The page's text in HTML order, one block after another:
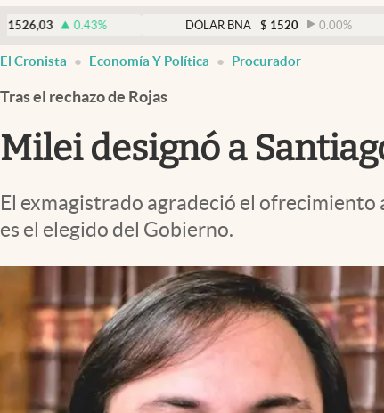
Clima
Eventos Corporativos
abre en nueva pestaña
0.43% DÓLAR BNA $ 1520 0.00%
El Cronista Economía Y Política Procurador
Tras el rechazo de Rojas
Milei designó a
El exmagistrado agradeció el
es el elegido del Gobierno.